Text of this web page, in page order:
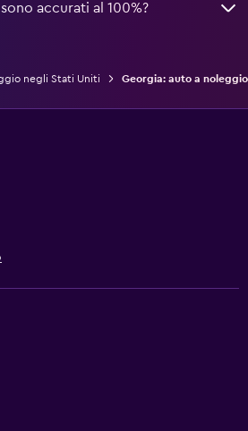
accurati al 100%?
negli Stati Uniti Georgia: auto a noleggio